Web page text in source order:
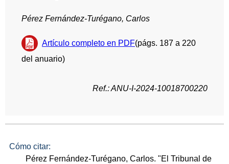
Pérez Fernández-Turégano, Carlos
Artículo completo en PDF(págs. 187 a 220
del anuario)
Ref.: ANU-I-2024-10018700220
Cómo citar:
Pérez Fernández-Turégano, Carlos. "El Tribunal de